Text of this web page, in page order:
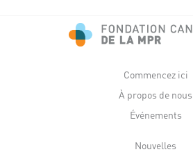
Commencez ici
À propos de nous
Événements
Nouvelles